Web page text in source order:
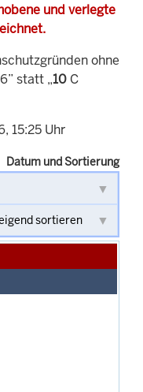
und verlegte
ohne
statt „10 C
15:25 Uhr
Datum und Sortierung